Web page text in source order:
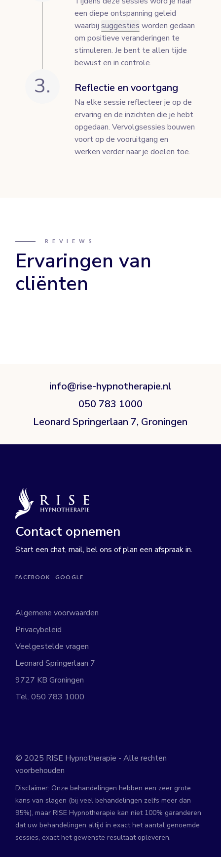
een diepe ontspanning geleid
waarbijsuggesties worden gedaan
om positieve veranderingen te
stimuleren. Je bent te allen tijde
bewust en in controle.
3. Reflectie en voortgang
Na elke sessie reflecteer je op de
ervaring en de inzichten die je hebt
opgedaan. Vervolgsessies bouwen
voort op de vooruitgang en
werken verder naar je doelen toe.
REVIEWS
Ervaringen van
cliënten
info@rise-hypnotherapie.nl
050 783 1000
Leonard Springerlaan 7, Groningen
Contact opnemen
Start een chat, mail, bel ons of plan een afspraak in.
FACEBOOK GOOGLE
Algemene voorwaarden
Privacybeleid
Veelgestelde vragen
Leonard Springerlaan 7
9727 KB Groningen
Tel.050 783 1000
© 2025 RISE Hypnotherapie - Alle rechten
voorbehouden
Disclaimer: Onze behandelingen hebben een zeer grote
kans van slagen (bij veel behandelingen zelfs meer dan
95%), maar RISE Hypnotherapie kan niet 100% garanderen
dat uw behandelingen altijd in exact het aantal genoemde
sessies, exact het gewenste resultaat opleveren.